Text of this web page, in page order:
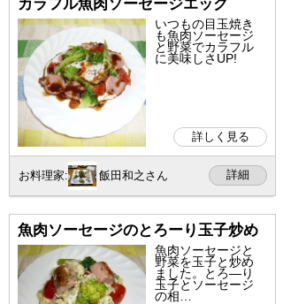
カラフル魚肉ソーゼージエッグ
いつもの目玉焼き
も魚肉ソーセージ
と野菜でカラフル
に美味しさUP!
詳しく見る
お料理家: 飯田和之さん 詳細
魚肉ソーセージのとろーり玉子炒め
魚肉ソーセージと
野菜を玉子と炒め
ました。とろ―り
玉子とソーセージ
の相…